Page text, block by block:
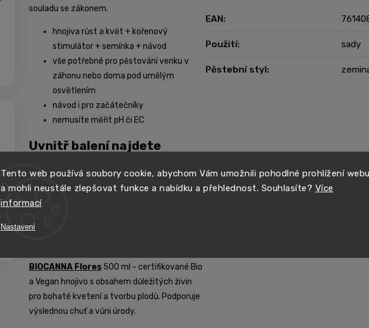
Tento web používá soubory cookie, abychom Vám umožnili pohodlné prohlížení webu
a mohli neustále zlepšovat funkce a nabídku a přehlednost. Souhlasíte? Více
informací
Nastavení
souladu se zákonem.
hnojiva růst a květ + kořenový
stimulátor + semínka + návod
vše potřebné pro pěstování venku v
záhonu nebo doma pod umělým
osvětlením
návod i pro začátečníky
nemusíte měřit pH či EC
Uvnitř balení najdete
BIOCANNA Vega500 ml - kompletní
certifikované Bio a Vegan hnojivo s obsahem
všech nezbytných živin, které rostliny
tvorbu silných, vitálních výhonků a bujného
BIOCANNA Flores 500 ml - certifikované Bio
a Vegan hnojivo s obsahem důležitých živin
pro bohaté kvetení a tvorbu plodů. Podporuje
výslednou chuť a vůni úrody.
EAN:
Použití: sady
Pěstební styl: